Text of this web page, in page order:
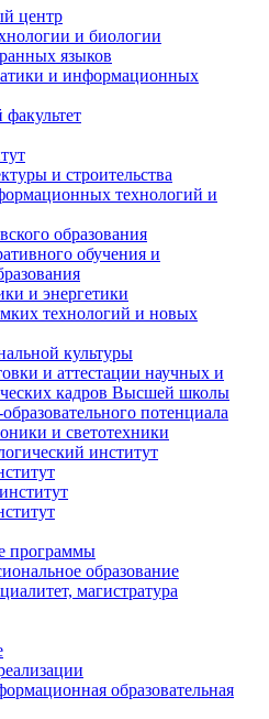
центр
и биологии
языков
и информационных
и строительства
технологий и
образования
обучения и
и энергетики
технологий и новых
культуры
и аттестации научных и
кадров Высшей школы
потенциала
и светотехники
институт
программы
образование
магистратура
образовательная